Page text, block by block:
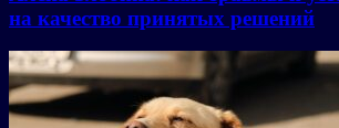
на качество принятых решений